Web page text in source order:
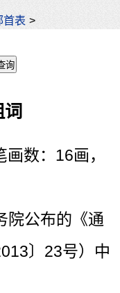
首表 >
画数：16画，
院公布的《通
〕23号）中